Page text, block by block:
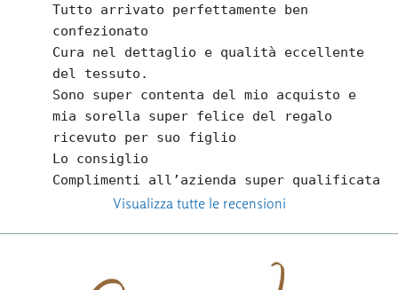
Tutto arrivato perfettamente ben
confezionato
Cura nel dettaglio e qualità eccellente
del tessuto.
Sono super contenta del mio acquisto e
mia sorella super felice del regalo
ricevuto per suo figlio
Lo consiglio
Complimenti all’azienda super qualificata
Visualizza tutte le recensioni